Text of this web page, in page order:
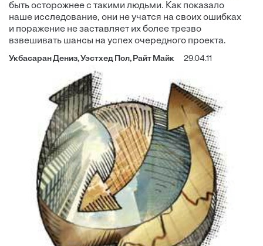
быть осторожнее с такими людьми. Как показало
наше исследование, они не учатся на своих ошибках
и поражение не заставляет их более трезво
взвешивать шансы на успех очередного проекта.
Укбасаран Дениз, Уэстхед Пол, Райт Майк 29.04.11